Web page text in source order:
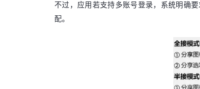
不过，应用若支持多账号登录，系统明确
配。